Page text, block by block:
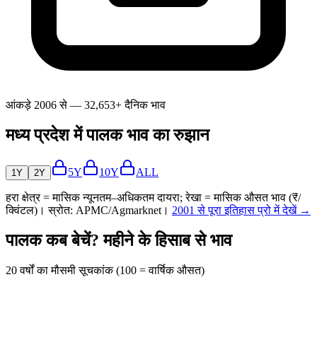
आंकड़े 2006 से — 32,653+ दैनिक भाव
मध्य प्रदेश में पालक भाव का रुझान
1Y 2Y 5Y 10Y ALL
हरा क्षेत्र = मासिक न्यूनतम–अधिकतम दायरा; रेखा = मासिक औसत भाव (₹/
क्विंटल)। स्रोत: APMC/Agmarknet। 2001 से पूरा इतिहास प्रो में देखें →
पालक कब बेचें? महीने के हिसाब से भाव
20 वर्षों का मौसमी सूचकांक (100 = वार्षिक औसत)